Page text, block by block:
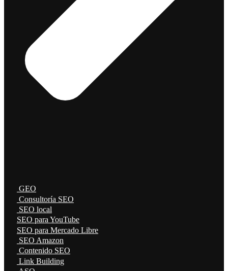
GEO
Consultoría SEO
SEO local
SEO para YouTube
SEO para Mercado Libre
SEO Amazon
Contenido SEO
Link Building